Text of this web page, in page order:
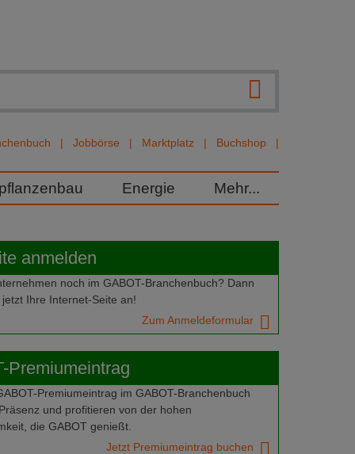
Jobbörse Marktplatz Buchshop
Energie Mehr...
anmelden
noch im GABOT-Branchenbuch? Dann
Ihre Internet-Seite an!
Zum Anmeldeformular
Premiumeintrag
Premiumeintrag im GABOT-Branchenbuch
und profitieren von der hohen
die GABOT genießt.
Jetzt Premiumeintrag buchen